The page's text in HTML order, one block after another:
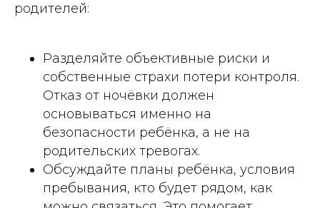
родителей:
Разделяйте объективные риски и
собственные страхи потери контроля.
Отказ от ночёвки должен
основываться именно на
безопасности ребёнка, а не на
родительских тревогах.
Обсуждайте планы ребёнка, условия
пребывания, кто будет рядом, как